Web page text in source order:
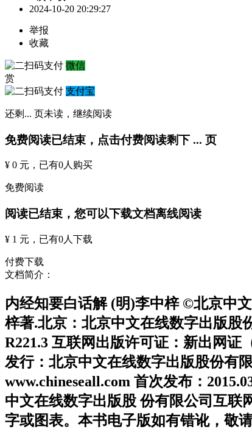
2024-10-20 20:29:27
举报
收藏
微信
赏
支付宝
还剩 ... 页未读， 继续阅读
免费阅读已结束，点击付费阅读剩下 ... 页
¥ 0 元 ，已有0人购买
免费阅读
阅读已结束，您可以下载文档离线阅读
¥ 1 元 ，已有0人下载
付费下载
文档简介：
内经知要白话解 (明)李中梓 ©北京中
梓著.北京：北京中文在线数字出版股
R221.3 互联网出版许可证：新出网证
发行：北京中文在线数字出版股份有
www.chineseall.com 首次发布：
中文在线数字出版股 份有限公司互联
字或图表。本书电子版如有错讹，敬